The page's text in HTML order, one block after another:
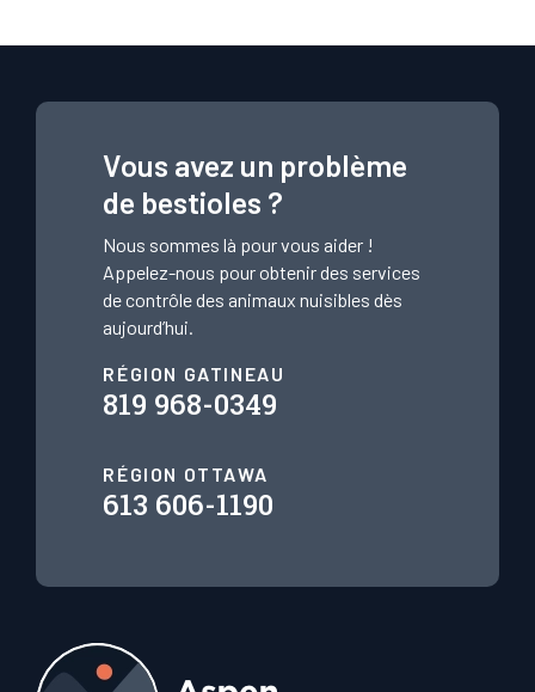
Vous avez un problème
de bestioles ?
Nous sommes là pour vous aider !
Appelez-nous pour obtenir des services
de contrôle des animaux nuisibles dès
aujourd’hui.
RÉGION GATINEAU
819 968-0349
RÉGION OTTAWA
613 606-1190